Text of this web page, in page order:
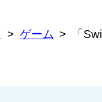
ゲーム 「